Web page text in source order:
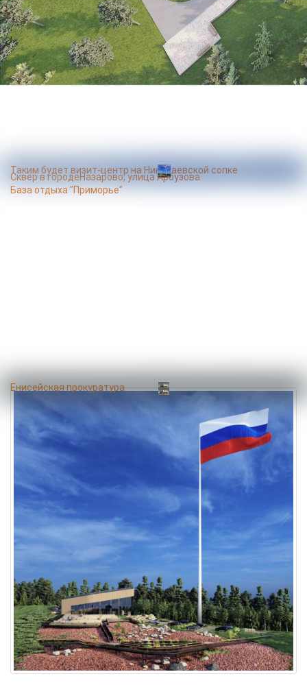
Таким будет визит-центр на Николаевской сопке
Сквер в городеНазарово, улица Арбузова
База отдыха "Приморье"
Енисейская прокуратура